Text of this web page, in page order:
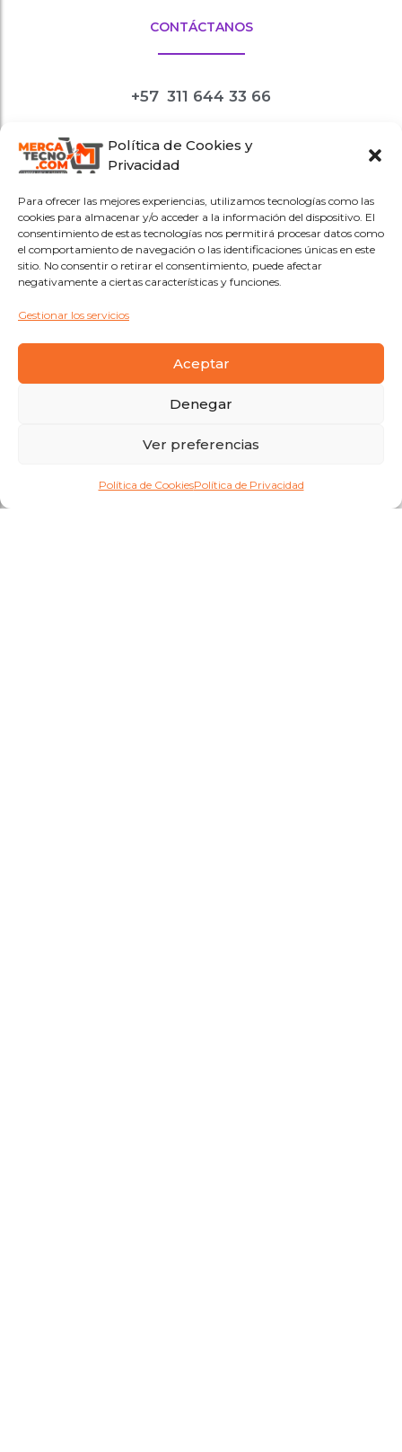
Política de Cookies y
Privacidad
Para ofrecer las mejores experiencias, utilizamos tecnologías como las
cookies para almacenar y/o acceder a la información del dispositivo. El
consentimiento de estas tecnologías nos permitirá procesar datos como
el comportamiento de navegación o las identificaciones únicas en este
sitio. No consentir o retirar el consentimiento, puede afectar
negativamente a ciertas características y funciones.
Gestionar los servicios
Aceptar
Denegar
Ver preferencias
Política de CookiesPolítica de Privacidad
CONTÁCTANOS
+57 311 644 33 66
tiendavirtual
@mercatecno.com
Redes sociales
@mercatecnopuntocom
copyright 2026®/ todos los derechos reservados / mercatecno.com